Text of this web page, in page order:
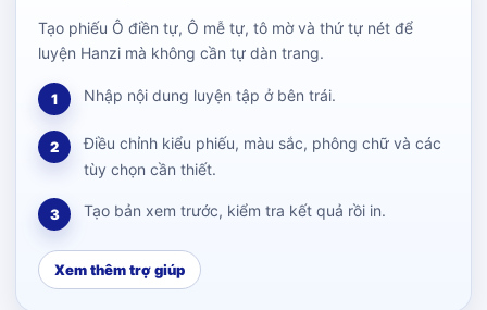
Tạo phiếu Ô điền tự, Ô mễ tự, tô mờ và thứ tự nét để
luyện Hanzi mà không cần tự dàn trang.
1 Nhập nội dung luyện tập ở bên trái.
2
Điều chỉnh kiểu phiếu, màu sắc, phông chữ và các
tùy chọn cần thiết.
3 Tạo bản xem trước, kiểm tra kết quả rồi in.
Xem thêm trợ giúp